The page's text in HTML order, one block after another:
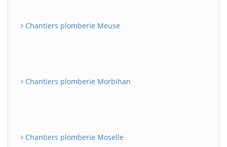
Chantiers plomberie Meuse
Chantiers plomberie Morbihan
Chantiers plomberie Moselle